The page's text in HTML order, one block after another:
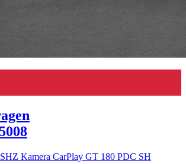
Kamera CarPlay GT 180 PDC SH